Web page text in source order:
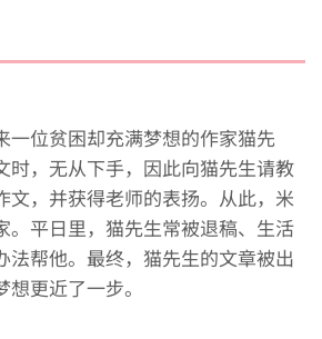
一位贫困却充满梦想的作家猫先
时，无从下手，因此向猫先生请教
文，并获得老师的表扬。从此，米
。平日里，猫先生常被退稿、生活
法帮他。最终，猫先生的文章被出
更近了一步。